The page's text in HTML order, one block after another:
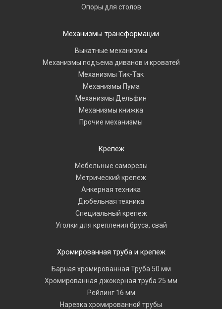
Опоры для столов
Механизмы трансформации
Выкатные механизмы
Механизмы подъема диванов и кроватей
Механизмы Тик-Так
Механизмы Пума
Механизмы Дельфин
Механизмы книжка
Прочие механизмы
Крепеж
Мебельные саморезы
Метрический крепеж
Анкерная техника
Дюбельная техника
Специальный крепеж
Уголки для крепления бруса, свай
Хромированная труба и крепеж
Барная хромированная Труба 50 мм
Хромированная джокерная труба 25 мм
Рейлинг 16 мм
Нарезка хромированной трубы